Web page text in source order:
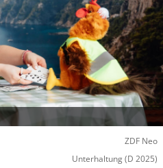
ZDF Neo
Unterhaltung(D 2025)